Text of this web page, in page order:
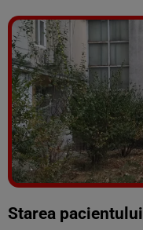
Starea